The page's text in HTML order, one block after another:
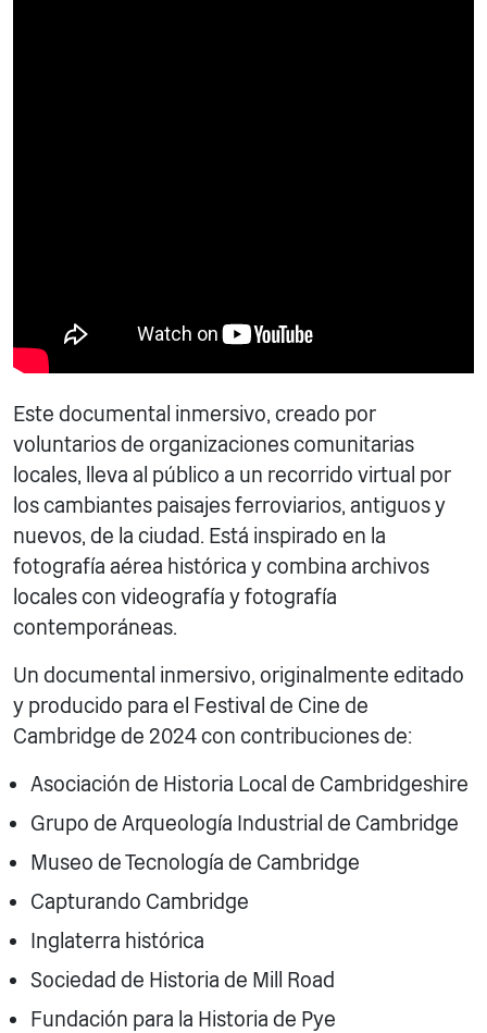
Este documental inmersivo, creado por
voluntarios de organizaciones comunitarias
locales, lleva al público a un recorrido virtual por
los cambiantes paisajes ferroviarios, antiguos y
nuevos, de la ciudad. Está inspirado en la
fotografía aérea histórica y combina archivos
locales con videografía y fotografía
contemporáneas.
Un documental inmersivo, originalmente editado
y producido para el Festival de Cine de
Cambridge de 2024 con contribuciones de:
Asociación de Historia Local de Cambridgeshire
Grupo de Arqueología Industrial de Cambridge
Museo de Tecnología de Cambridge
Capturando Cambridge
Inglaterra histórica
Sociedad de Historia de Mill Road
Fundación para la Historia de Pye